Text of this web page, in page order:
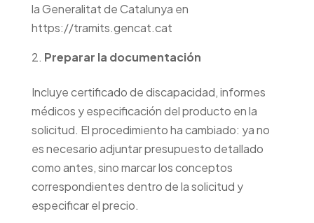
la Generalitat de Catalunya en
https://tramits.gencat.cat
Preparar la documentación
Incluye certificado de discapacidad, informes
médicos y especificación del producto en la
solicitud. El procedimiento ha cambiado: ya no
es necesario adjuntar presupuesto detallado
como antes, sino marcar los conceptos
correspondientes dentro de la solicitud y
especificar el precio.